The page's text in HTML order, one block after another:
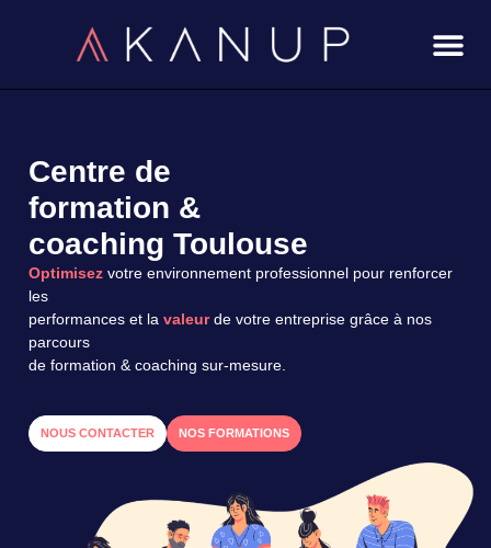
au
Centre de
formation &
coaching Toulouse
Optimisez votre environnement professionnel pour renforcer
les
performances et la valeurde votre entreprise grâce à nos
parcours
de formation & coaching sur-mesure.
NOUS CONTACTER NOS FORMATIONS